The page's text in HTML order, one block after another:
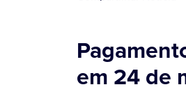
em 24 de